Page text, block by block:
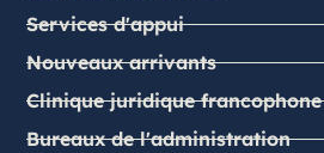
Services d'appui
Nouveaux arrivants
Clinique juridique francophone
Bureaux de l'administration